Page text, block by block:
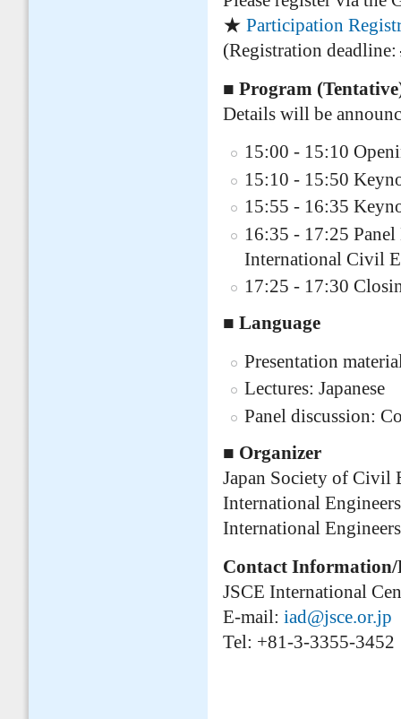
★ Participation
(Registration deadline:
■ Program
Details will be
15:00 - 15:10
15:10 - 15:50
15:55 - 16:35
16:35 - 17:25 Panel
International Civil
17:25 - 17:30
■ Language
Presentation
Lectures: Japanese
Panel discussion:
■ Organizer
Japan Society of Civil
International
International
Contact
JSCE International
E-mail: iad@jsce.or.jp
Tel: +81-3-3355-3452